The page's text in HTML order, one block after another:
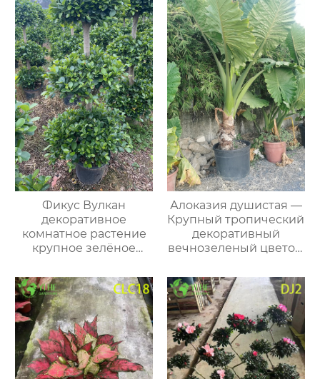
Фикус Вулкан
декоративное
комнатное растение
крупное зелёное
дом интерьер
Алоказия душистая —
Крупный тропический
декоративный
вечнозеленый цветок,
ароматом, оптом